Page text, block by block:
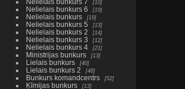
Nelielais bunkurs 7 10
Nelielais bunkurs 6 19
Nelielais bunkurs 19
Nelielais bunkurs 5 13
Nelielais bunkurs 2 14
Nelielais bunkurs 3 12
Nelielais bunkurs 4 21
Ministrijas bunkurs 13
Lielais bunkurs 40
Lielais bunkurs 2 48
Bunkurs komandcentrs 52
Ķīmijas bunkurs 13